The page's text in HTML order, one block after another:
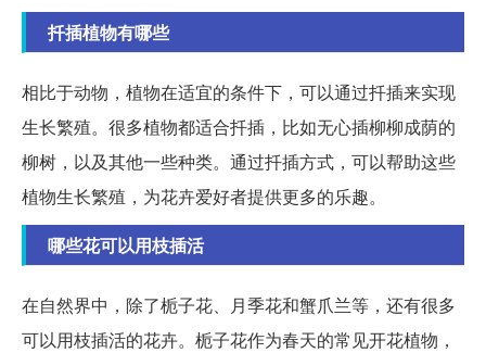
扦插植物有哪些
相比于动物，植物在适宜的条件下，可以通过扦插来实现
生长繁殖。很多植物都适合扦插，比如无心插柳柳成荫的
柳树，以及其他一些种类。通过扦插方式，可以帮助这些
植物生长繁殖，为花卉爱好者提供更多的乐趣。
哪些花可以用枝插活
在自然界中，除了栀子花、月季花和蟹爪兰等，还有很多
可以用枝插活的花卉。栀子花作为春天的常见开花植物，